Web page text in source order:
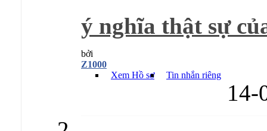
ý nghĩa thật sự
bởi
Z1000
Xem Hồ sơ
Tin nhắn riêng